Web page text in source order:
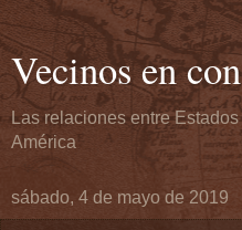
Vecinos en
Las relaciones entre
América
sábado, 4 de mayo de 2019